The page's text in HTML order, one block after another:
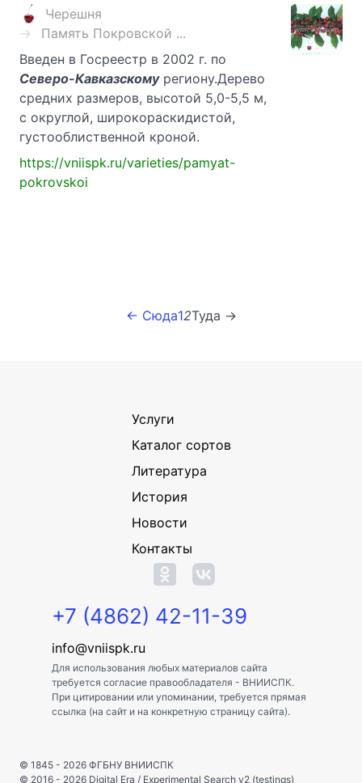
Черешня
Память Покровской ...
Введен в Госреестр в 2002 г. по
Северо-Кавказскомурегиону.Дерево
средних размеров, высотой 5,0-5,5 м,
с округлой, широкораскидистой,
густооблиственной кроной.
https://vniispk.ru/varieties/pamyat-
pokrovskoi
← Сюда12Туда →
Услуги
Каталог сортов
Литература
История
Новости
Контакты
+7 (4862) 42-11-39
info@vniispk.ru
Для использования любых материалов сайта
требуется согласие правообладателя - ВНИИСПК.
При цитировании или упоминании, требуется прямая
ссылка (на сайт и на конкретную страницу сайта).
© 1845 - 2026 ФГБНУ ВНИИСПК
© 2016 - 2026 Digital Era / Experimental Search v2 (testings)